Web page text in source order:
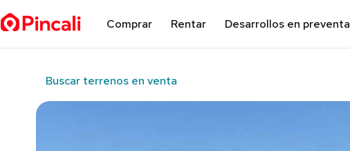
Comprar Rentar Desarrollos en preventa
Buscar terrenos en venta